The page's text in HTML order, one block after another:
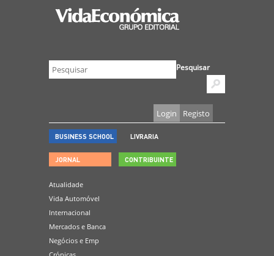
Pesquisar
Login Registo
BUSINESS SCHOOL LIVRARIA
JORNAL
Atualidade
Vida Automóvel
Internacional
Mercados e Banca
Negócios e Emp
CONTRIBUINTE